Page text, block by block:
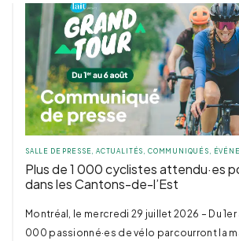
SALLE DE PRESSE,ACTUALITÉS, COMMUNIQUÉS,
Plus de 1 000 cyclistes attendu·es
dans les Cantons-de-l’Est
Montréal, le mercredi 29 juillet 2026 – Du 1er
000 passionné·es de vélo parcourront la